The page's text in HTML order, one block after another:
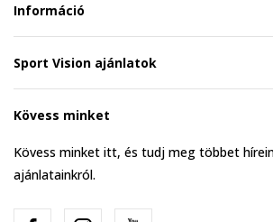
Információ
Sport Vision ajánlatok
Kövess minket
Kövess minket itt, és tudj meg többet
ajánlatainkról.